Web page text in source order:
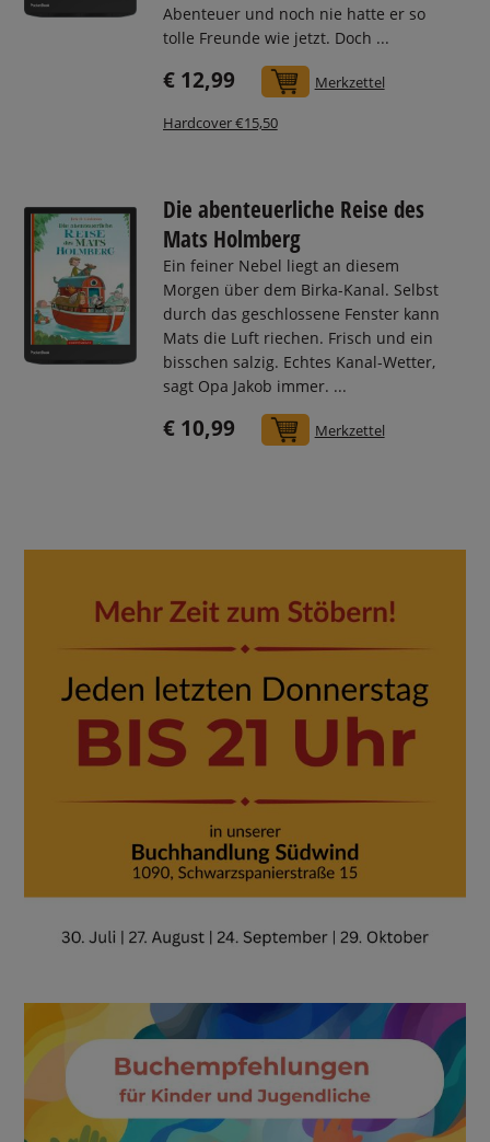
Abenteuer und noch nie hatte er so
tolle Freunde wie jetzt. Doch ...
€ 12,99 In den Warenkorb
Merkzettel
Hardcover €15,50
Die abenteuerliche Reise des
Mats Holmberg
Ein feiner Nebel liegt an diesem
Morgen über dem Birka-Kanal. Selbst
durch das geschlossene Fenster kann
Mats die Luft riechen. Frisch und ein
bisschen salzig. Echtes Kanal-Wetter,
sagt Opa Jakob immer. ...
€ 10,99 In den Warenkorb
Merkzettel